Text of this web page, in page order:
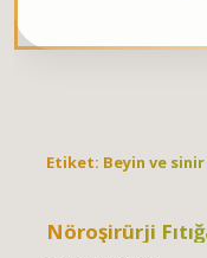
Etiket: Beyin ve
Nöroşirürji